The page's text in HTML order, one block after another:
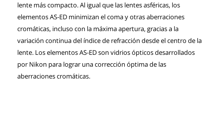
lente más compacto. Al igual que las lentes asféricas, los
elementos AS-ED minimizan el coma y otras aberraciones
cromáticas, incluso con la máxima apertura, gracias a la
variación continua del índice de refracción desde el centro de la
lente. Los elementos AS-ED son vidrios ópticos desarrollados
por Nikon para lograr una corrección óptima de las
aberraciones cromáticas.